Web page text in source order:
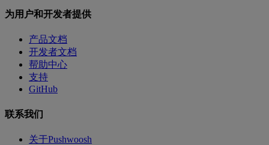
为用户和开发者提供
产品文档
开发者文档
帮助中心
支持
GitHub
联系我们
关于Pushwoosh